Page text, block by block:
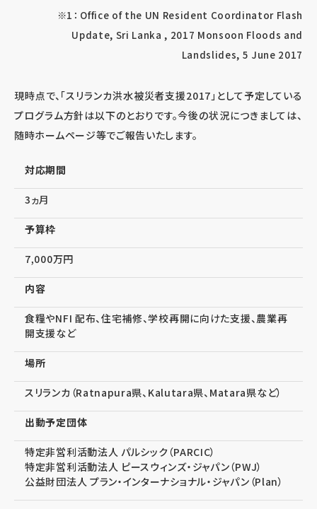
※1： Office of the UN Resident Coordinator Flash
Update, Sri Lanka , 2017 Monsoon Floods and
Landslides, 5 June 2017
現時点で、「スリランカ洪水被災者支援2017」として予定している
プログラム方針は以下のとおりです。今後の状況につきましては、
随時ホームページ等でご報告いたします。
対応期間
3ヵ月
予算枠
7,000万円
内容
食糧やNFI 配布、住宅補修、学校再開に向けた支援、農業再
開支援など
場所
スリランカ（Ratnapura県、Kalutara県、Matara県など）
出動予定団体
特定非営利活動法人 パルシック（PARCIC）
特定非営利活動法人 ピースウィンズ・ジャパン（PWJ）
公益財団法人 プラン・インターナショナル・ジャパン（Plan）